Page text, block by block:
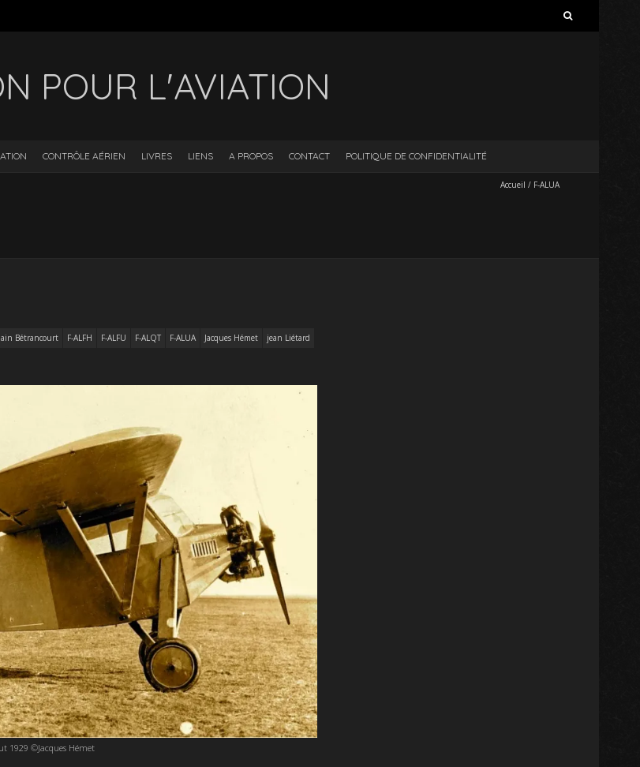
POUR L'AVIATION
CONTRÔLE AÉRIEN LIVRES LIENS A PROPOS CONTACT POLITIQUE DE CONFIDENTIALITÉ
Accueil / F-ALUA
Bétrancourt F-ALFH F-ALFU F-ALQT F-ALUA Jacques Hémet
jean Liétard
1929 ©Jacques Hémet